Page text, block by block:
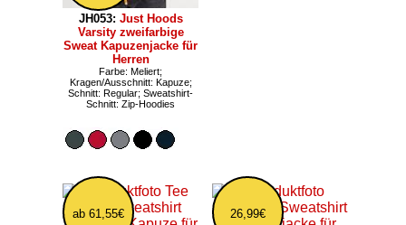
JH053: Just Hoods
Varsity zweifarbige
Sweat Kapuzenjacke für
Herren
Farbe: Meliert;
Kragen/Ausschnitt: Kapuze;
Schnitt: Regular; Sweatshirt-
Schnitt: Zip-Hoodies
ab 61,55€ 26,99€